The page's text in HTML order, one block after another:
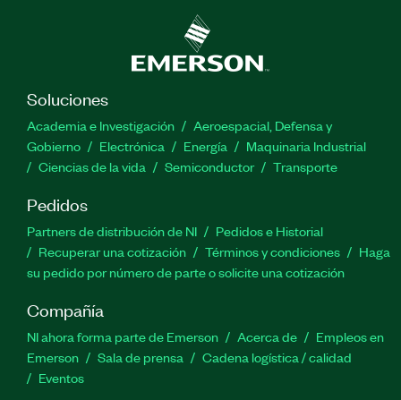
Soluciones
Academia e Investigación
Aeroespacial, Defensa y
Gobierno
Electrónica Energía
Maquinaria Industrial
Ciencias de la vida
Semiconductor Transporte
Pedidos
Partners de distribución de NI
Pedidos e Historial
Recuperar una cotización
Términos y condiciones
Haga
su pedido por número de parte o solicite una cotización
Compañía
NI ahora forma parte de Emerson Acerca de
Empleos en
Emerson
Sala de prensa
Cadena logística / calidad
Eventos